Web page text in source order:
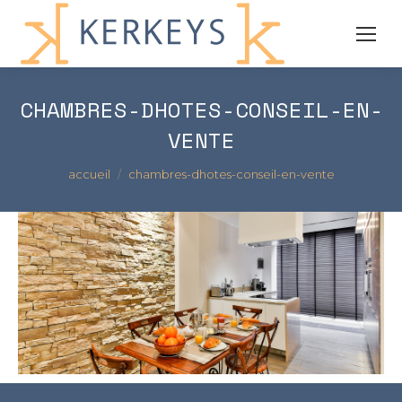
CHAMBRES-DHOTES-CONSEIL-EN-
VENTE
Vous êtes ici :
accueil chambres-dhotes-conseil-en-vente